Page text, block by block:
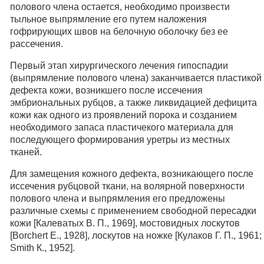
полового члена остается, необходимо произвести
тыльное выпрямление его путем наложения
гофрирующих швов на белочную оболочку без ее
рассечения.
Первый этап хирургического лечения гипоспадии
(выпрямление полового члена) заканчивается пластикой
дефекта кожи, возникшего после иссечения
эмбриональных рубцов, а также ликвидацией дефицита
кожи как одного из проявлений порока и созданием
необходимого запаса пластичекого материала для
последующего формирования уретры из местных
тканей.
Для замещения кожного дефекта, возникающего после
иссечения рубцовой ткани, на волярной поверхности
полового члена и выпрямления его предложены
различные схемы с применением свободной пересадки
кожи [Калеватых В. П., 1969], мостовидных лоскутов
[Borchert E., 1928], лоскутов на ножке [Кулаков Г. П., 1961;
Smith К., 1952].